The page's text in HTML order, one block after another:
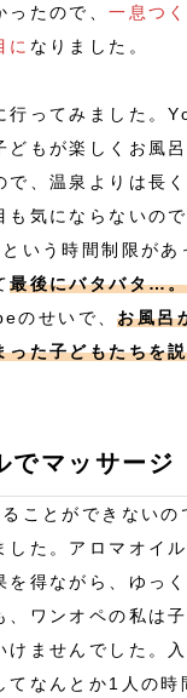
ったので、一息つ
に なりました。
行ってみました。
どもが楽しくお風
で、温泉よりは長
も気にならないの
いう時間制限があ
最後にバタバタ…。
のせいで、お風呂
った子どもたちを
でマッサージ
ことができないの
した。アロマオイ
を得ながら、ゆっ
、ワンオペの私は
けませんでした。
てなんとか1人の時